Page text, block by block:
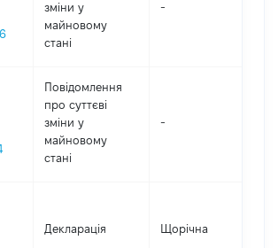
зміни y
майновому
стані
-
Повідомлення
про суттєві
зміни y
майновому
стані
-
Декларація Щорічна